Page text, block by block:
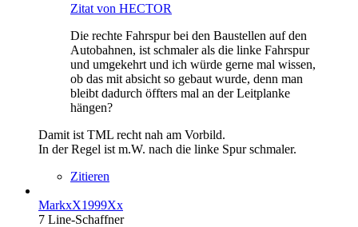
Zitat von HECTOR
Die rechte Fahrspur bei den Baustellen auf den
Autobahnen, ist schmaler als die linke Fahrspur
und umgekehrt und ich würde gerne mal wissen,
ob das mit absicht so gebaut wurde, denn man
bleibt dadurch öffters mal an der Leitplanke
hängen?
Damit ist TML recht nah am Vorbild.
In der Regel ist m.W. nach die linke Spur schmaler.
Zitieren
MarkxX1999Xx
7 Line-Schaffner